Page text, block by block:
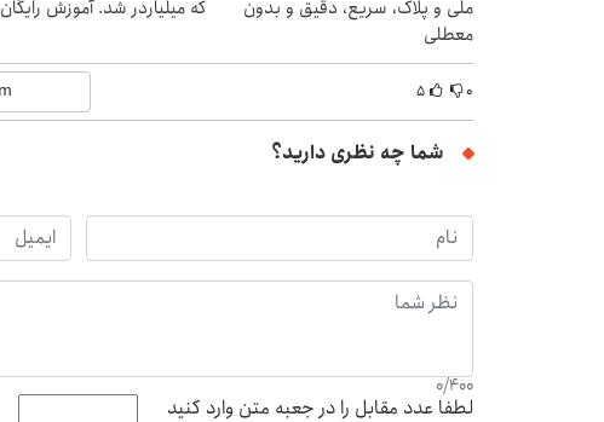
ملی و پلاک، سریع، دقیق و بدون
معطلی
که میلیاردر شد. آموزش رایگان
۰ ۵
شما چه نظری دارید؟
0/400
لطفا عدد مقابل را در جعبه متن وارد کنید